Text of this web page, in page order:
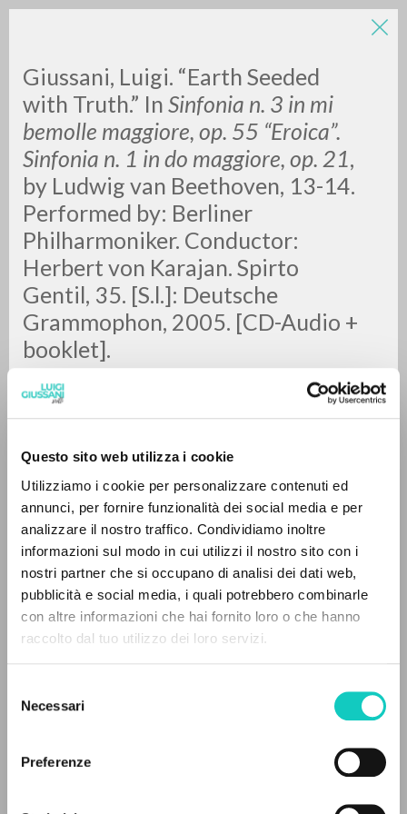
Questo sito web utilizza i cookie
Utilizziamo i cookie per personalizzare contenuti ed
annunci, per fornire funzionalità dei social media e per
analizzare il nostro traffico. Condividiamo inoltre
informazioni sul modo in cui utilizzi il nostro sito con i
nostri partner che si occupano di analisi dei dati web,
pubblicità e social media, i quali potrebbero combinarle
con altre informazioni che hai fornito loro o che hanno
raccolto dal tuo utilizzo dei loro servizi.
delNecessari
Preferenze
Giussani, Luigi. “Earth Seeded
with Truth.” In Sinfonia n. 3 in mi
bemolle maggiore, op. 55 “Eroica”.
Sinfonia n. 1 in do maggiore, op. 21,
by Ludwig van Beethoven, 13-14.
Performed by: Berliner
Philharmoniker. Conductor:
Herbert von Karajan. Spirto
Gentil, 35. [S.l.]: Deutsche
Grammophon, 2005. [CD-Audio +
booklet].
Beethoven Ludwig vanComposer
Giussani LuigiAuthor
English
0 RESULTS FOUND
MORE RESULTS
THE PROJECT
The portal collects and gives access to the
writings of Luigi Giussani: nearly 5,000
bibliographic references, full texts in 5
languages, and dedicated thematic sections.